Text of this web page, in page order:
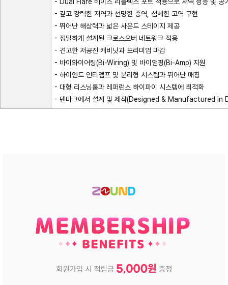
- 깊고 강력한 저역과 선명한 중역, 섬세한 고역 구현
- 뛰어난 해상력과 넓은 사운드 스테이지 제공
- 정밀하게 설계된 크로스오버 네트워크 적용
- 견고한 저공진 캐비닛과 프리미엄 마감
- 바이와이어링(Bi-Wiring) 및 바이앰핑(Bi-Amp) 지원
- 하이엔드 인티앰프 및 분리형 시스템과 뛰어난 매칭
- 대형 리스닝룸과 레퍼런스 하이파이 시스템에 최적화
- 덴마크에서 설계 및 제작(Designed & Manufactured in